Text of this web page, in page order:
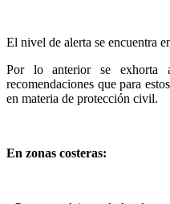
El nivel de alerta se encuentra
Por lo anterior se exhorta
recomendaciones que para
en materia de protección civil.
En zonas costeras: